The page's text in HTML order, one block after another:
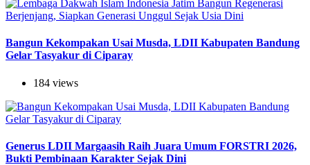
Bangun Kekompakan Usai Musda, LDII Kabupaten Bandung
Gelar Tasyakur di Ciparay
184 views
Generus LDII Margaasih Raih Juara Umum FORSTRI 2026,
Bukti Pembinaan Karakter Sejak Dini